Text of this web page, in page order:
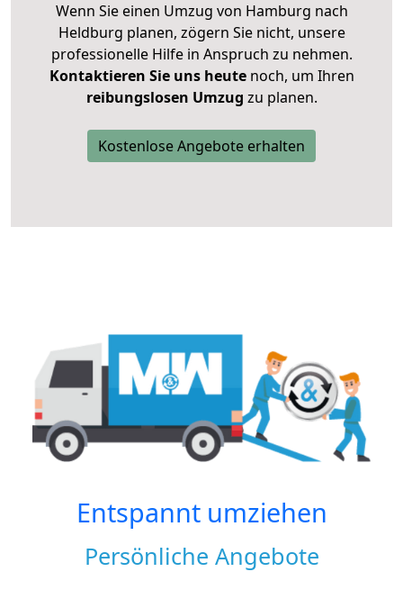
Wenn Sie einen Umzug von Hamburg nach
Heldburg planen, zögern Sie nicht, unsere
professionelle Hilfe in Anspruch zu nehmen.
Kontaktieren Sie uns heutenoch, um Ihren
reibungslosen Umzug zu planen.
Kostenlose Angebote erhalten
Entspannt umziehen
Persönliche Angebote